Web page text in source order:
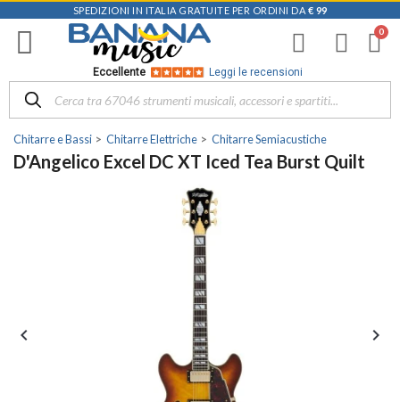
SPEDIZIONI IN ITALIA GRATUITE PER ORDINI DA € 99
Eccellente Leggi le recensioni
Chitarre e Bassi Chitarre Elettriche Chitarre Semiacustiche
D'Angelico Excel DC XT Iced Tea Burst Quilt
 